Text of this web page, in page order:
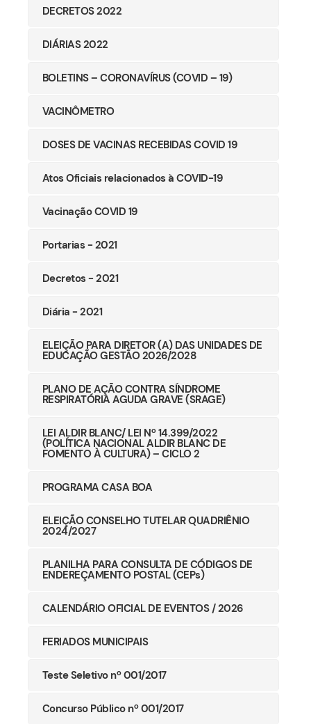
DECRETOS 2022
DIÁRIAS 2022
BOLETINS – CORONAVÍRUS (COVID – 19)
VACINÔMETRO
DOSES DE VACINAS RECEBIDAS COVID 19
Atos Oficiais relacionados à COVID-19
Vacinação COVID 19
Portarias - 2021
Decretos - 2021
Diária - 2021
ELEIÇÃO PARA DIRETOR (A) DAS UNIDADES DE
EDUCAÇÃO GESTÃO 2026/2028
PLANO DE AÇÃO CONTRA SÍNDROME
RESPIRATÓRIA AGUDA GRAVE (SRAGE)
LEI ALDIR BLANC/ LEI Nº 14.399/2022
(POLÍTICA NACIONAL ALDIR BLANC DE
FOMENTO À CULTURA) – CICLO 2
PROGRAMA CASA BOA
ELEIÇÃO CONSELHO TUTELAR QUADRIÊNIO
2024/2027
PLANILHA PARA CONSULTA DE CÓDIGOS DE
ENDEREÇAMENTO POSTAL (CEPs)
CALENDÁRIO OFICIAL DE EVENTOS / 2026
FERIADOS MUNICIPAIS
Teste Seletivo nº 001/2017
Concurso Público nº 001/2017